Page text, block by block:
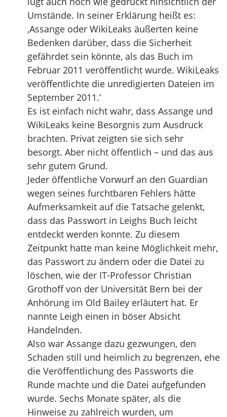
Umstände. In seiner Erklärung heißt es:
‚Assange oder WikiLeaks äußerten keine
Bedenken darüber, dass die Sicherheit
gefährdet sein könnte, als das Buch im
Februar 2011 veröffentlicht wurde. WikiLeaks
veröffentlichte die unredigierten Dateien im
September 2011.‘
Es ist einfach nicht wahr, dass Assange und
WikiLeaks keine Besorgnis zum Ausdruck
brachten. Privat zeigten sie sich sehr
besorgt. Aber nicht öffentlich – und das aus
sehr gutem Grund.
Jeder öffentliche Vorwurf an den Guardian
wegen seines furchtbaren Fehlers hätte
Aufmerksamkeit auf die Tatsache gelenkt,
dass das Passwort in Leighs Buch leicht
entdeckt werden konnte. Zu diesem
Zeitpunkt hatte man keine Möglichkeit mehr,
das Passwort zu ändern oder die Datei zu
löschen, wie der IT-Professor Christian
Grothoff von der Universität Bern bei der
Anhörung im Old Bailey erläutert hat. Er
nannte Leigh einen in böser Absicht
Handelnden.
Also war Assange dazu gezwungen, den
Schaden still und heimlich zu begrenzen, ehe
die Veröffentlichung des Passworts die
Runde machte und die Datei aufgefunden
wurde. Sechs Monate später, als die
Hinweise zu zahlreich wurden, um